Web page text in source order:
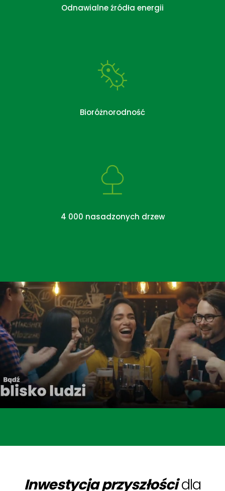
Odnawialne źródła energii
Bioróżnorodność
4 000 nasadzonych drzew
Inwestycja przyszłościdla